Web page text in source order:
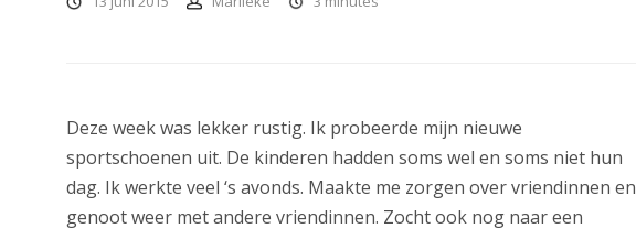
Deze week was lekker rustig. Ik probeerde mijn nieuwe
sportschoenen uit. De kinderen hadden soms wel en soms niet hun
dag. Ik werkte veel ‘s avonds. Maakte me zorgen over vriendinnen en
genoot weer met andere vriendinnen. Zocht ook nog naar een